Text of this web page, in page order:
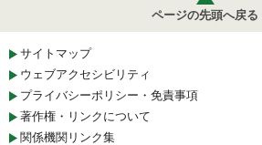
ページの先頭へ戻る
サイトマップ
ウェブアクセシビリティ
プライバシーポリシー・免責事項
著作権・リンクについて
関係機関リンク集